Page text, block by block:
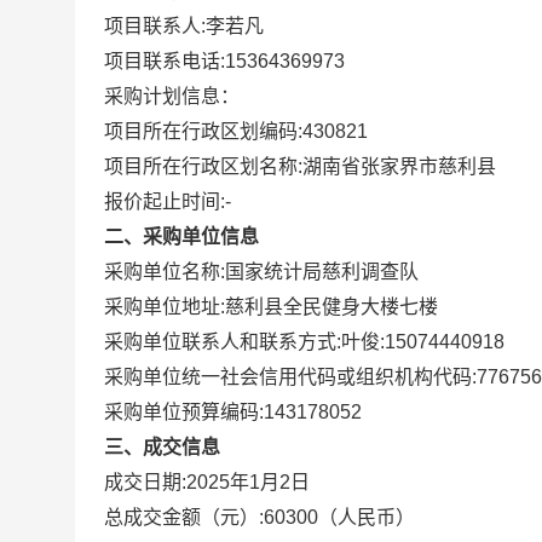
项目联系人:李若凡
项目联系电话:15364369973
采购计划信息：
项目所在行政区划编码:430821
项目所在行政区划名称:湖南省张家界市慈利县
报价起止时间:-
二、采购单位信息
采购单位名称: 国家统计局慈利调查队
采购单位地址:慈利县全民健身大楼七楼
采购单位联系人和联系方式:叶俊:15074440918
采购单位统一社会信用代码或组织机构代码:
采购单位预算编码:143178052
三、成交信息
成交日期:2025年1月2日
总成交金额（元）:60300 （人民币）